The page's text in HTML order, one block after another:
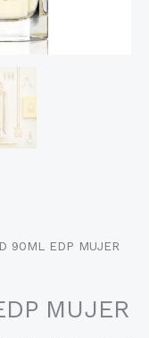
90ML EDP MUJER
MUJER